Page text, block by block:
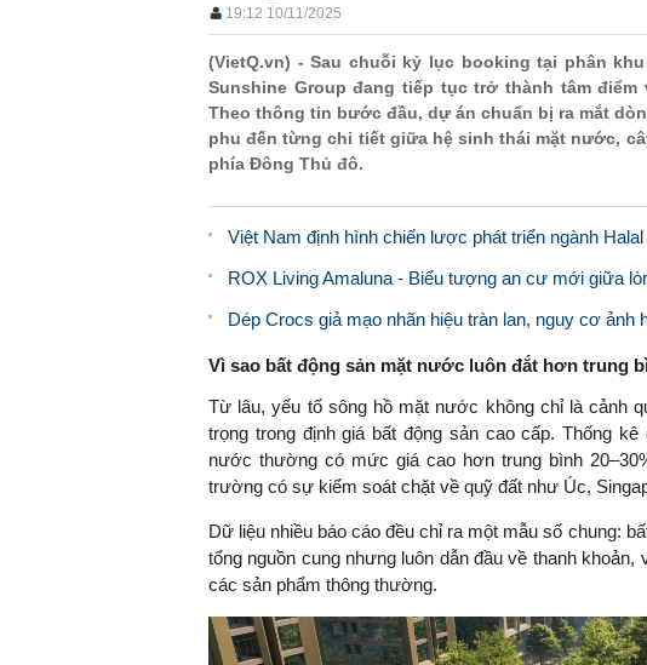
19:12 10/11/2025
(VietQ.vn) - Sau chuỗi kỷ lục booking tại phân
Sunshine Group đang tiếp tục trở thành tâm
Theo thông tin bước đầu, dự án chuẩn bị ra mắt
phu đến từng chi tiết giữa hệ sinh thái mặt nước,
phía Đông Thủ đô.
Việt Nam định hình chiến lược phát triển ngành Halal
ROX Living Amaluna - Biểu tượng an cư mới giữa
Dép Crocs giả mạo nhãn hiệu tràn lan, nguy cơ
Vì sao bất động sản mặt nước luôn đắt hơn trung
Từ lâu, yếu tố sông hồ mặt nước không chỉ là cảnh
trọng trong định giá bất động sản cao cấp. Thống
nước thường có mức giá cao hơn trung bình
trường có sự kiểm soát chặt về quỹ đất như Úc,
Dữ liệu nhiều báo cáo đều chỉ ra một mẫu số chung:
tổng nguồn cung nhưng luôn dẫn đầu về thanh
các sản phẩm thông thường.